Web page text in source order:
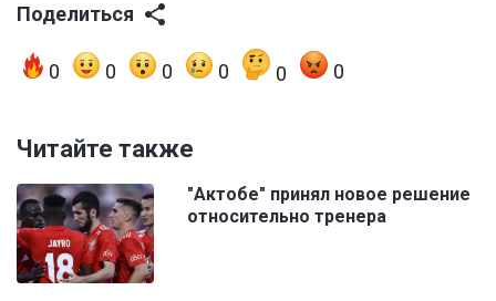
Поделиться
0 0 0 0 0 0
Читайте также
"Актобе" принял новое решение
относительно тренера